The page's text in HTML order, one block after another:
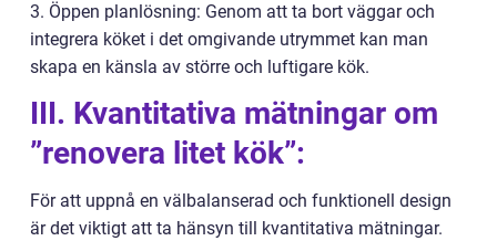
3. Öppen planlösning: Genom att ta bort väggar och
integrera köket i det omgivande utrymmet kan man
skapa en känsla av större och luftigare kök.
III. Kvantitativa mätningar om
”renovera litet kök”:
För att uppnå en välbalanserad och funktionell design
är det viktigt att ta hänsyn till kvantitativa mätningar.